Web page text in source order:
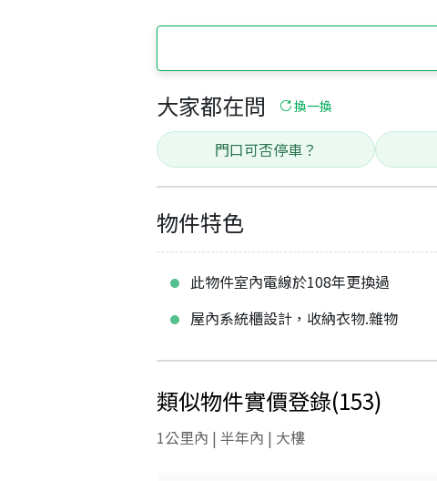
大家都在問 換一換
門口可否停車？
物件特色
此物件室內電線於108年更換過
屋內系統櫃設計，收納衣物.雜物
類似物件實價登錄(153)
1公里內 | 半年內 | 大樓